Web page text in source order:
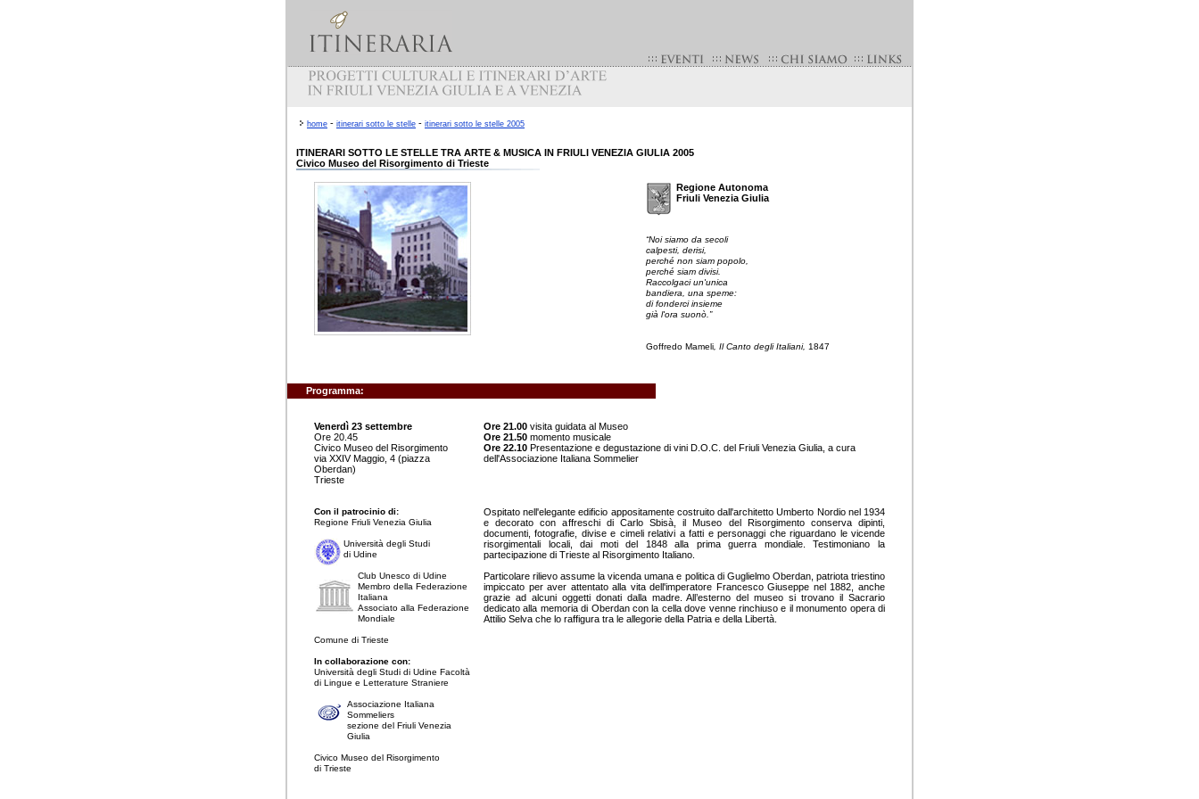
home - itinerari sotto le stelle - itinerari sotto le stelle 2005
ITINERARI SOTTO LE STELLE TRA ARTE & MUSICA IN FRIULI VENEZIA GIULIA 2005
Civico Museo del Risorgimento di Trieste
Regione Autonoma
Friuli Venezia Giulia
“Noi siamo da secoli
calpesti, derisi,
perché non siam popolo,
perché siam divisi.
Raccolgaci un'unica
bandiera, una speme:
di fonderci insieme
già l'ora suonò.”
Goffredo Mameli , Il Canto degli Italiani, 1847
Programma:
Venerdì 23 settembre
Ore 20.45
Civico Museo del Risorgimento
via XXIV Maggio, 4 (piazza
Oberdan)
Trieste
Ore 21.00 visita guidata al Museo
Ore 21.50 momento musicale
Ore 22.10 Presentazione e degustazione di vini D.O.C. del Friuli Venezia Giulia, a cura
dell'Associazione Italiana Sommelier
Con il patrocinio di:
Regione Friuli Venezia Giulia
Università degli Studi
di Udine
Club Unesco di Udine
Membro della Federazione
Italiana
Associato alla Federazione
Mondiale
Comune di Trieste
In collaborazione con:
Università degli Studi di Udine Facoltà
di Lingue e Letterature Straniere
Associazione Italiana
Sommeliers
sezione del Friuli Venezia
Giulia
Civico Museo del Risorgimento
di Trieste
Ospitato nell'elegante edificio appositamente costruito dall'architetto Umberto Nordio nel 1934
e decorato con affreschi di Carlo Sbisà, il Museo del Risorgimento conserva dipinti,
documenti, fotografie, divise e cimeli relativi a fatti e personaggi che riguardano le vicende
risorgimentali locali, dai moti del 1848 alla prima guerra mondiale. Testimoniano la
partecipazione di Trieste al Risorgimento Italiano.
Particolare rilievo assume la vicenda umana e politica di Guglielmo Oberdan, patriota triestino
impiccato per aver attentato alla vita dell'imperatore Francesco Giuseppe nel 1882, anche
grazie ad alcuni oggetti donati dalla madre. All’esterno del museo si trovano il Sacrario
dedicato alla memoria di Oberdan con la cella dove venne rinchiuso e il monumento opera di
Attilio Selva che lo raffigura tra le allegorie della Patria e della Libertà.